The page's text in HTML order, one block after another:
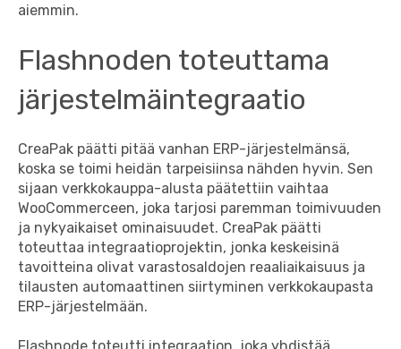
aiemmin.
Flashnoden toteuttama
järjestelmäintegraatio
CreaPak päätti pitää vanhan ERP-järjestelmänsä,
koska se toimi heidän tarpeisiinsa nähden hyvin. Sen
sijaan verkkokauppa-alusta päätettiin vaihtaa
WooCommerceen, joka tarjosi paremman toimivuuden
ja nykyaikaiset ominaisuudet. CreaPak päätti
toteuttaa integraatioprojektin, jonka keskeisinä
tavoitteina olivat varastosaldojen reaaliaikaisuus ja
tilausten automaattinen siirtyminen verkkokaupasta
ERP-järjestelmään.